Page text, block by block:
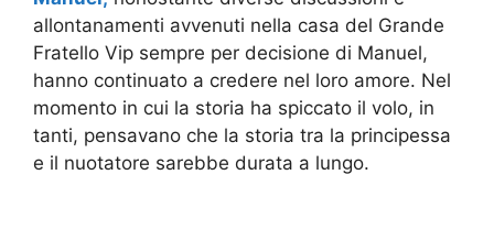
allontanamenti avvenuti nella casa del Grande
Fratello Vip sempre per decisione di Manuel,
hanno continuato a credere nel loro amore. Nel
momento in cui la storia ha spiccato il volo, in
tanti, pensavano che la storia tra la principessa
e il nuotatore sarebbe durata a lungo.